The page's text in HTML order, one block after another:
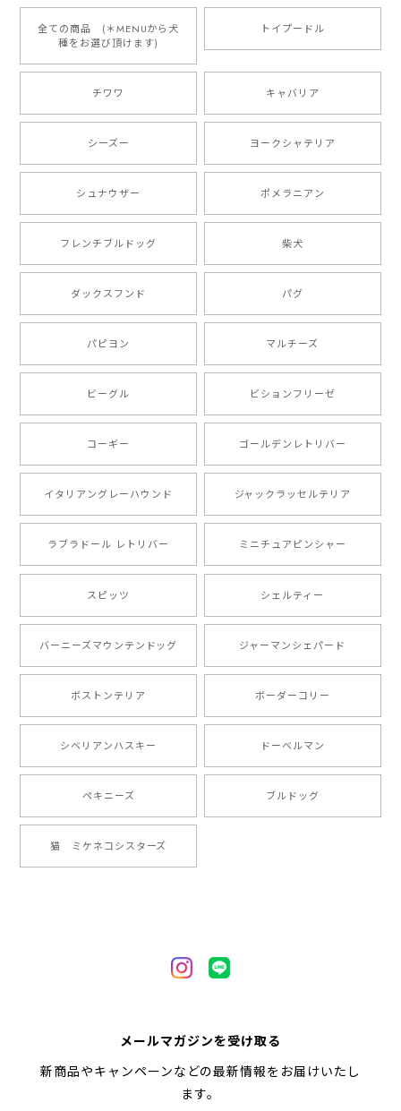
とっても可愛くて、わんちゃんの名前や電話番号も分か
りやすくて最高です！ ありがとうございました❁⃘*.ﾟ
ご縁がありましたら、またよろしくお願いいたします。
【 自然に囲まれた ダックスフンド 】 キャニスター 保存容器 お家用 プレゼント 犬 ペット うちの子 犬グッズ
【 ボーダーコリー 水彩画風 毛色4色 】 手帳 スマホケース 犬 うちの子 iPhone & Android
ったです。 ご連絡が取りづらい点だけ少し不安になり
ましたが、商品の素敵さでチャラです。 本当に可愛
い。ありがとうございます。
2024/10/28
注文受領連絡が無かったのでハラハラしましたが… 可
愛い商品が届きました！大満足です♪
【 自然に囲まれた ポメラニアン 】マグカップ 犬 ペット うちの子 犬グッズ ギフト プレゼント 母の日
とても可愛かったです。６月にももが（17歳）で亡くな
りまして、元気な時の顔がそっくりだったので、注文し
ました。ありがとうございました。
2024/05/22
2024/05/04
2024/05/04
全ての商品 (＊MENUから犬
種をお選び頂けます)
トイプードル
チワワ キャバリア
シーズー ヨークシャテリア
シュナウザー ポメラニアン
フレンチブルドッグ 柴犬
ダックスフンド パグ
パピヨン マルチーズ
ビーグル ビションフリーゼ
コーギー ゴールデンレトリバー
イタリアングレーハウンド ジャックラッセルテリア
ラブラドール レトリバー ミニチュアピンシャー
スピッツ シェルティー
バーニーズマウンテンドッグ ジャーマンシェパード
ボストンテリア ボーダーコリー
シベリアンハスキー ドーベルマン
ペキニーズ ブルドッグ
猫 ミケネコシスターズ
メールマガジンを受け取る
新商品やキャンペーンなどの最新情報をお届けいたし
ます。